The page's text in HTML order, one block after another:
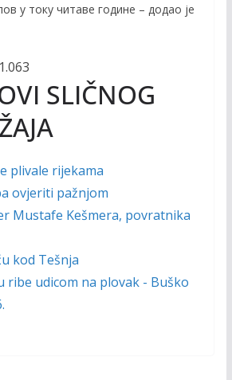
у току читаве године – додао је
1.063
SLIČNOG
plivale rijekama
ovjeriti pažnjom
Mustafe Kešmera, povratnika
kod Tešnja
ribe udicom na plovak - Buško